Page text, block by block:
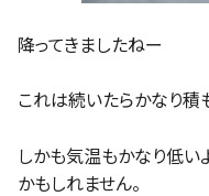
降ってきましたねー
これは続いたらかなり積
しかも気温もかなり低い
かもしれません。